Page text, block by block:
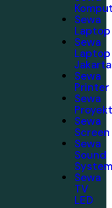
Sewa
Laptop
Sewa
Laptop
Jakarta
Sewa
Printer
Sewa
Sewa
Screen
Sewa
Sound
System
Sewa
TV
LED